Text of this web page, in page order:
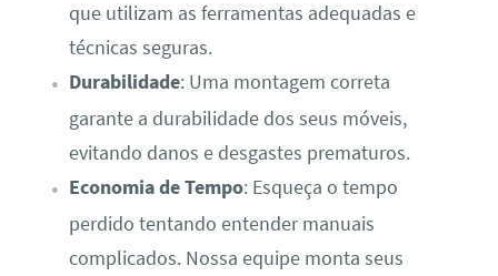
que utilizam as ferramentas adequadas e
técnicas seguras.
Durabilidade: Uma montagem correta
garante a durabilidade dos seus móveis,
evitando danos e desgastes prematuros.
Economia de Tempo: Esqueça o tempo
perdido tentando entender manuais
complicados. Nossa equipe monta seus